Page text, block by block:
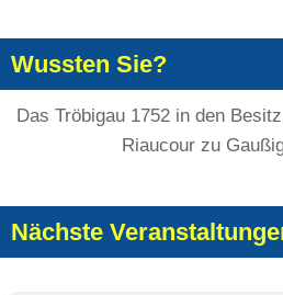
Wussten Sie?
Das Tröbigau 1752 in den
Riaucour zu
Nächste